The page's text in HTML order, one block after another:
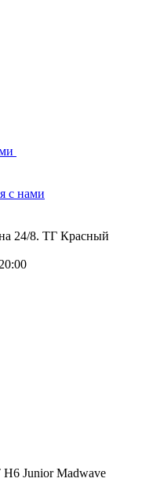
с нами
24/8. ТГ Красный
Junior Madwave